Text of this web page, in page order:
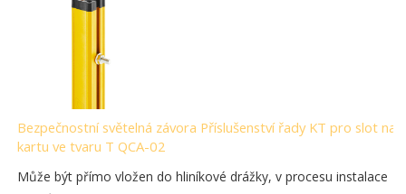
Bezpečnostní světelná závora Příslušenství řady KT pro slot na
kartu ve tvaru T QCA-02
Může být přímo vložen do hliníkové drážky, v procesu instalace